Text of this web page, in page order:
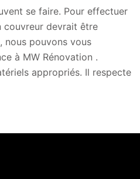
se faire. Pour effectuer
couvreur devrait être
nous pouvons vous
à MW Rénovation .
appropriés. Il respecte